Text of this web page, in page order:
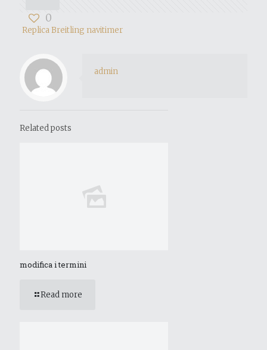
0
Replica Breitling navitimer
admin
Related posts
modifica i termini
Read more